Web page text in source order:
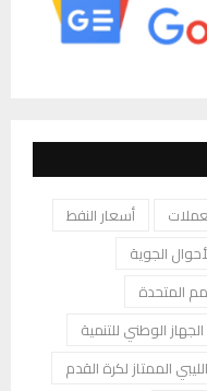
أسعار النفط
الجوية
المتحدة
الجهاز الوطني للتنمية
الممتاز لكرة القدم